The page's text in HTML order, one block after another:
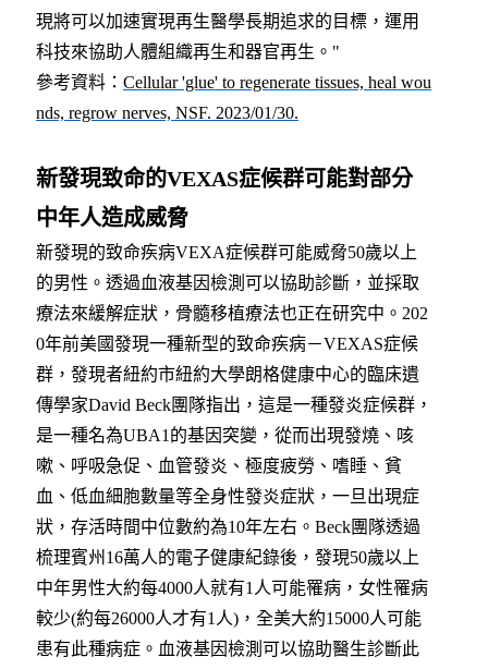
現將可以加速實現再生醫學長期追求的目標，運用
科技來協助人體組織再生和器官再生。"
參考資料 ： Cellular 'glue' to regenerate tissues, heal wou
nds, regrow nerves, NSF. 2023/01/30.
新發現致命的VEXAS症候群可能對部分
中年人造成威脅
新發現的致命疾病VEXA症候群可能威脅50歲以上
的男性。透過血液基因檢測可以協助診斷，並採取
療法來緩解症狀，骨髓移植療法也正在研究中。 202
0年前美國發現一種新型的致命疾病－VEXAS症候
群，發現者紐約市紐約大學朗格健康中心的臨床遺
傳學家David Beck團隊指出，這是一種發炎症候群，
是一種名為UBA1的基因突變，從而出現發燒、咳
嗽、呼吸急促、血管發炎、極度疲勞、嗜睡、貧
血、低血細胞數量等全身性發炎症狀，一旦出現症
狀，存活時間中位數約為10年左右。Beck團隊透過
梳理賓州16萬人的電子健康紀錄後，發現50歲以上
中年男性大約每4000人就有1人可能罹病，女性罹病
較少(約每26000人才有1人)，全美大約15000人可能
患有此種病症。血液基因檢測可以協助醫生診斷此